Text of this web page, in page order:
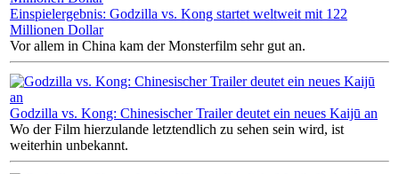
Einspielergebnis: Godzilla vs. Kong startet weltweit mit 122
Millionen Dollar
Vor allem in China kam der Monsterfilm sehr gut an.
Godzilla vs. Kong: Chinesischer Trailer deutet ein neues Kaijū an
Wo der Film hierzulande letztendlich zu sehen sein wird, ist
weiterhin unbekannt.